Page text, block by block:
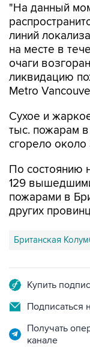
"На данный
линий
на месте в
очаги
ликвидацию
Metro
Сухое и
тыс. пожарам в
сгорело
По состоянию
129
пожарами в
других
Британская
Купить
Подписаться
Получать
канале